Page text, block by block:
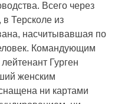
Всего через
Терсколе из
насчитывавшая по
Командующим
Гурген
женским
ни картами